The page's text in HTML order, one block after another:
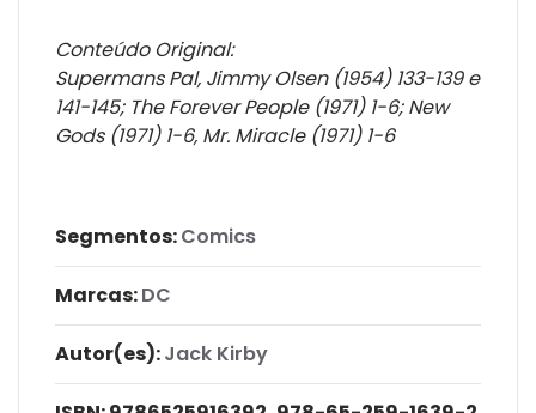
Conteúdo Original:
Supermans Pal, Jimmy Olsen (1954) 133-139 e
141-145; The Forever People (1971) 1-6; New
Gods (1971) 1-6, Mr. Miracle (1971) 1-6
Segmentos:Comics
Marcas:DC
Autor(es):Jack Kirby